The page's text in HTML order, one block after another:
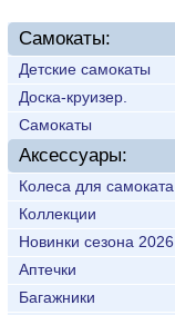
Самокаты:
Детские самокаты
Доска-круизер.
Самокаты
Аксессуары:
Колеса для самоката
Коллекции
Новинки сезона 2026
Аптечки
Багажники